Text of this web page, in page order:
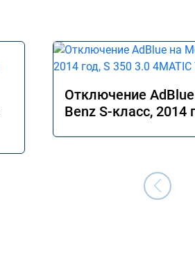
Отключение
Benz S-класс, 2014